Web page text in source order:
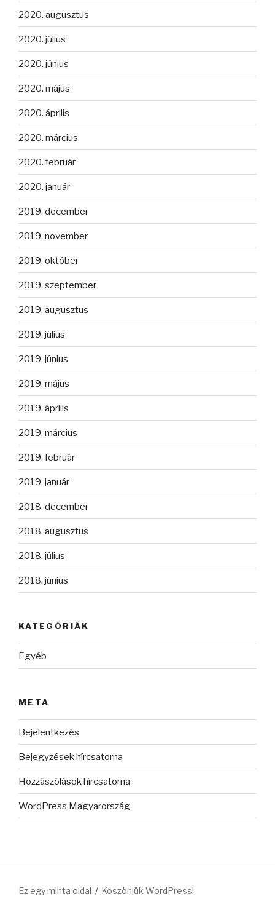
2020. augusztus
2020. július
2020. június
2020. május
2020. április
2020. március
2020. február
2020. január
2019. december
2019. november
2019. október
2019. szeptember
2019. augusztus
2019. július
2019. június
2019. május
2019. április
2019. március
2019. február
2019. január
2018. december
2018. augusztus
2018. július
2018. június
KATEGÓRIÁK
Egyéb
META
Bejelentkezés
Bejegyzések hírcsatorna
Hozzászólások hírcsatorna
WordPress Magyarország
Ez egy minta oldal Köszönjük WordPress!